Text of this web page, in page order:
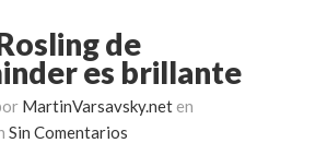
de
es brillante
MartinVarsavsky.net en
Sin Comentarios